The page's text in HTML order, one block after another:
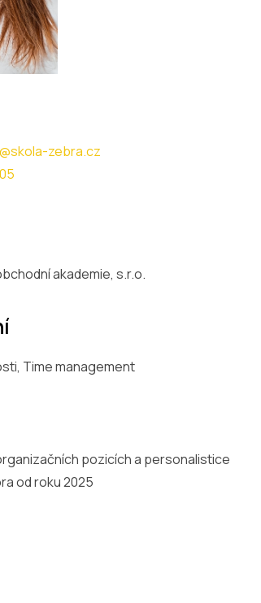
zebra.cz
akademie, s.r.o.
Time management
pozicích a personalistice
od roku 2025